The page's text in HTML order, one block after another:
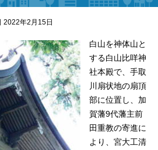
年2月15日
白山を神体山と
する白山比咩神
社本殿で、手取
川扇状地の扇頂
部に位置し、加
賀藩9代藩主前
田重教の寄進に
より、宮大工清